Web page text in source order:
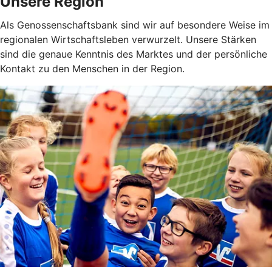
Als Genossenschaftsbank sind wir auf besondere Weise im
regionalen Wirtschaftsleben verwurzelt. Unsere Stärken
sind die genaue Kenntnis des Marktes und der persönliche
Kontakt zu den Menschen in der Region.